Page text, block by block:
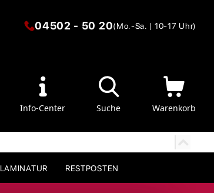
04502 - 50 20(Mo.-Sa. | 10-17 Uhr)
Info-Center Suche Warenkorb
LAMINATUR RESTPOSTEN